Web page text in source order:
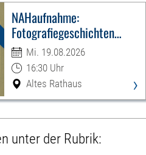
NAHaufnahme:
Fotografiegeschichten
Leipzigs
Mi. 19.08.2026
16:30 Uhr
Altes Rathaus
›
unter der Rubrik: